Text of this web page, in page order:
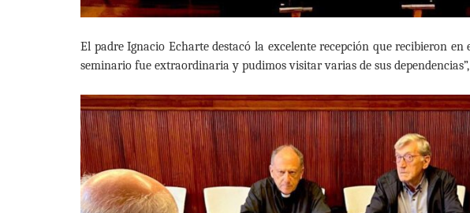
El padre Ignacio Echarte destacó la excelente recepción que recibieron
seminario fue extraordinaria y pudimos visitar varias de sus